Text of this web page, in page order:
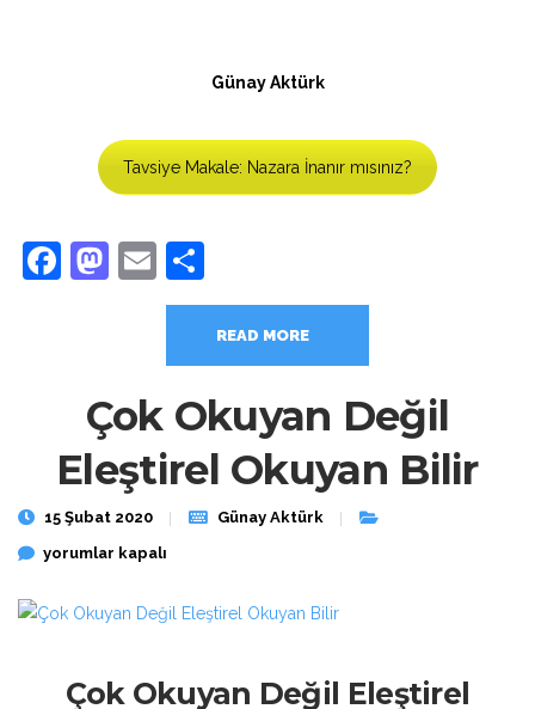
Günay Aktürk
Tavsiye Makale: Nazara İnanır mısınız?
Facebook
Mastodon
Email
READ MORE
Çok Okuyan Değil
Eleştirel Okuyan Bilir
15 Şubat 2020
Günay Aktürk
Çok Okuyan Değil Eleştirel Okuyan Bilir için
yorumlar kapalı
Çok Okuyan Değil Eleştirel